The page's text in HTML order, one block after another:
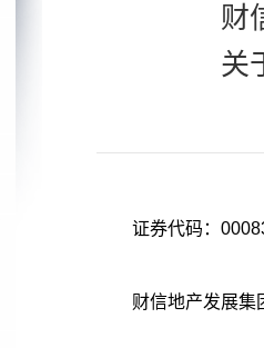
财
关
证券代码：
财信地产发展集